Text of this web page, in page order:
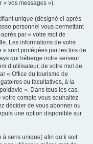
« vos messages »).
unique (désigné ci-après
personnel vous permettant
par « votre mot de
Les informations de votre
» sont protégées par les lois de
qui héberge notre serveur.
d’utilisateur, de votre mot de
« Office du tourisme de
ou facultatives, à la
». Dans tous les cas,
compte vous souhaitez
décider de vous abonner ou
une option disponible sur
à sens unique) afin qu’il soit